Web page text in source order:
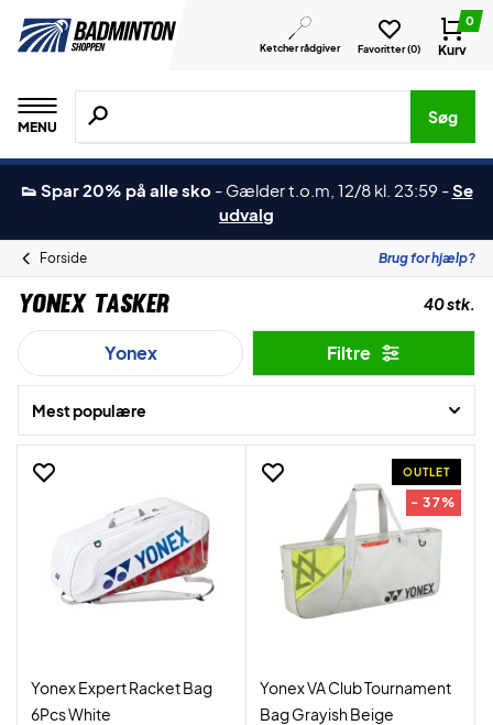
Ketcher rådgiver Favoritter (0)
0
Kurv
MENU
Søg efter produkter, mærker etc.
Søg
👟 Spar 20% på alle sko - Gælder t.o.m, 12/8 kl. 23:59 -Se
udvalg
Forside Brug for hjælp?
Yonex Tasker 40 stk.
Yonex Filtre
Mest populære
Yonex Expert Racket Bag
6Pcs White
OUTLET
- 37%
Yonex VA Club Tournament
Bag Grayish Beige